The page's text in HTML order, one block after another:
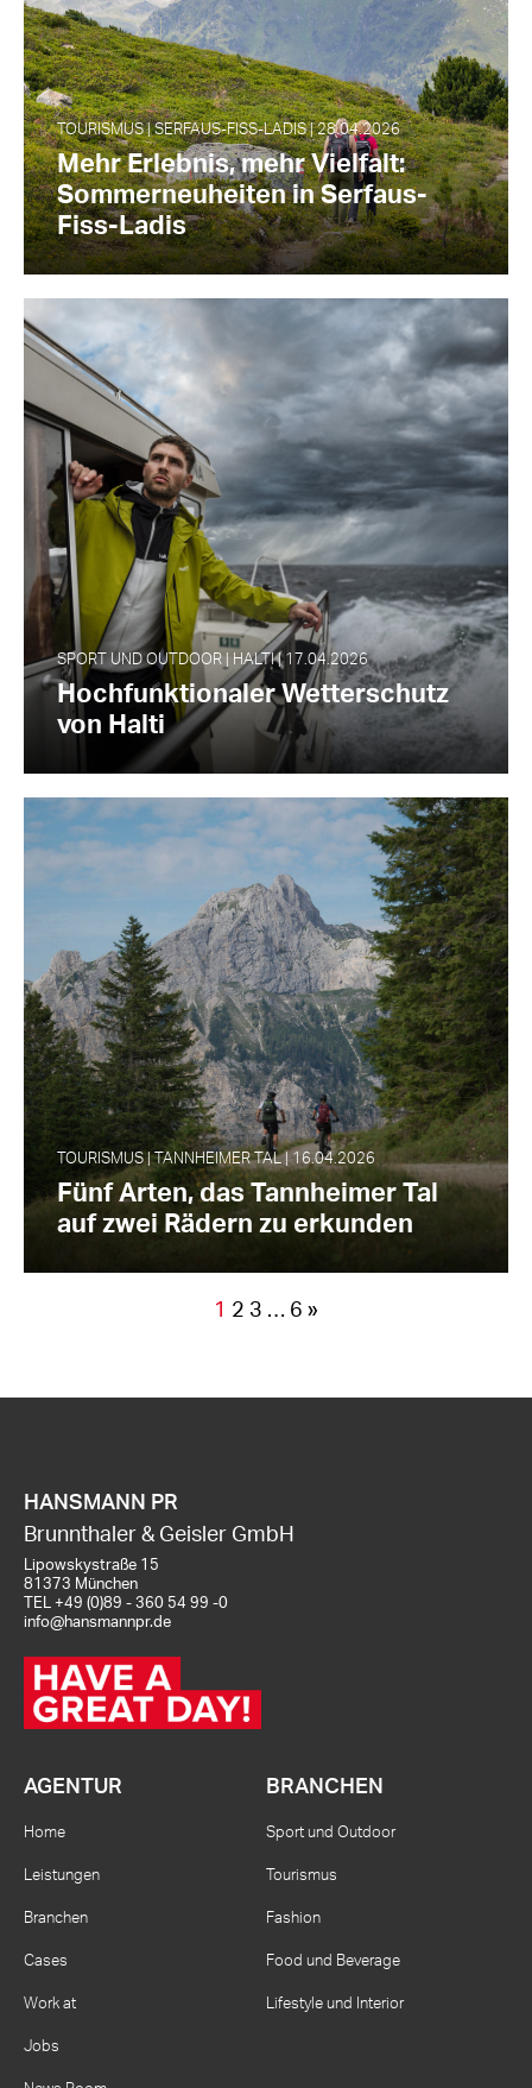
TOURISMUS | SERFAUS-FISS-LADIS | 28.04.2026
Mehr Erlebnis, mehr Vielfalt:
Sommerneuheiten in Serfaus-
Fiss-Ladis
SPORT UND OUTDOOR | HALTI | 17.04.2026
Hochfunktionaler Wetterschutz
von Halti
TOURISMUS | TANNHEIMER TAL | 16.04.2026
Fünf Arten, das Tannheimer Tal
auf zwei Rädern zu erkunden
1 2 3 … 6 »
HANSMANN PR
Brunnthaler & Geisler GmbH
Lipowskystraße 15
81373 München
TEL +49 (0)89 - 360 54 99 -0
info@hansmannpr.de
AGENTUR
Home
Leistungen
Branchen
Cases
Work at
Jobs
BRANCHEN
Sport und Outdoor
Tourismus
Fashion
Food und Beverage
Lifestyle und Interior